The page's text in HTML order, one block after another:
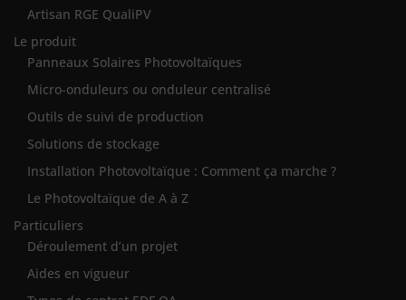
Artisan RGE QualiPV
Le produit
Panneaux Solaires Photovoltaïques
Micro-onduleurs ou onduleur centralisé
Outils de suivi de production
Solutions de stockage
Installation Photovoltaïque : Comment ça marche ?
Le Photovoltaïque de A à Z
Particuliers
Déroulement d’un projet
Aides en vigueur